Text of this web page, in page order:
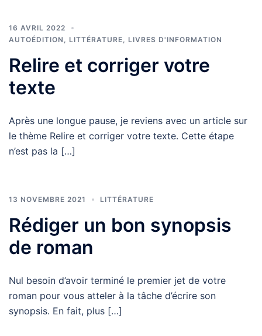
16 AVRIL 2022
AUTOÉDITION
LITTÉRATURE LIVRES D'INFORMATION
Relire et corriger votre
texte
Après une longue pause, je reviens avec un article sur
le thème Relire et corriger votre texte. Cette étape
n’est pas la […]
13 NOVEMBRE 2021 LITTÉRATURE
Rédiger un bon synopsis
de roman
Nul besoin d’avoir terminé le premier jet de votre
roman pour vous atteler à la tâche d’écrire son
synopsis. En fait, plus […]